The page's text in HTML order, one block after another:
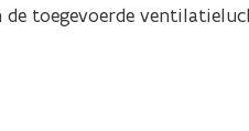
toegevoerde